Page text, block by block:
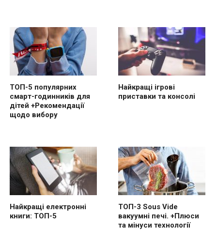
ТОП-5 популярних
смарт-годинників для
дітей +Рекомендації
щодо вибору
Найкращі ігрові
приставки та консолі
Найкращі електронні
книги: ТОП-5
ТОП-3 Sous Vide
вакуумні печі. +Плюси
та мінуси технології